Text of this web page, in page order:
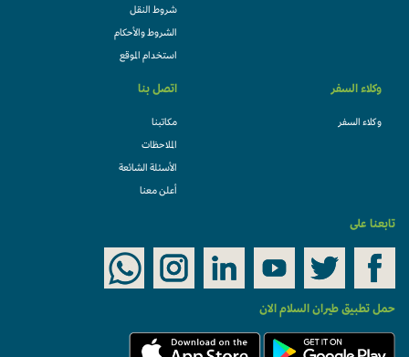
شروط النقل
الشروط والأحكام
استخدام الموقع
وكلاء السفر
وكلاء السفر
اتصل بنا
مكاتبنا
الملاحظات
الأسئلة الشائعة
أعلن معنا
تابعنا على
حمل تطبيق طيران السلام الان